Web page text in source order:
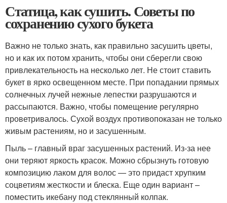
Статица, как сушить. Советы по
сохранению сухого букета
Важно не только знать, как правильно засушить цветы,
но и как их потом хранить, чтобы они сберегли свою
привлекательность на несколько лет. Не стоит ставить
букет в ярко освещенном месте. При попадании прямых
солнечных лучей нежные лепестки разрушаются и
рассыпаются. Важно, чтобы помещение регулярно
проветривалось. Сухой воздух противопоказан не только
живым растениям, но и засушенным.
Пыль – главный враг засушенных растений. Из-за нее
они теряют яркость красок. Можно сбрызнуть готовую
композицию лаком для волос — это придаст хрупким
соцветиям жесткости и блеска. Еще один вариант –
поместить икебану под стеклянный колпак.